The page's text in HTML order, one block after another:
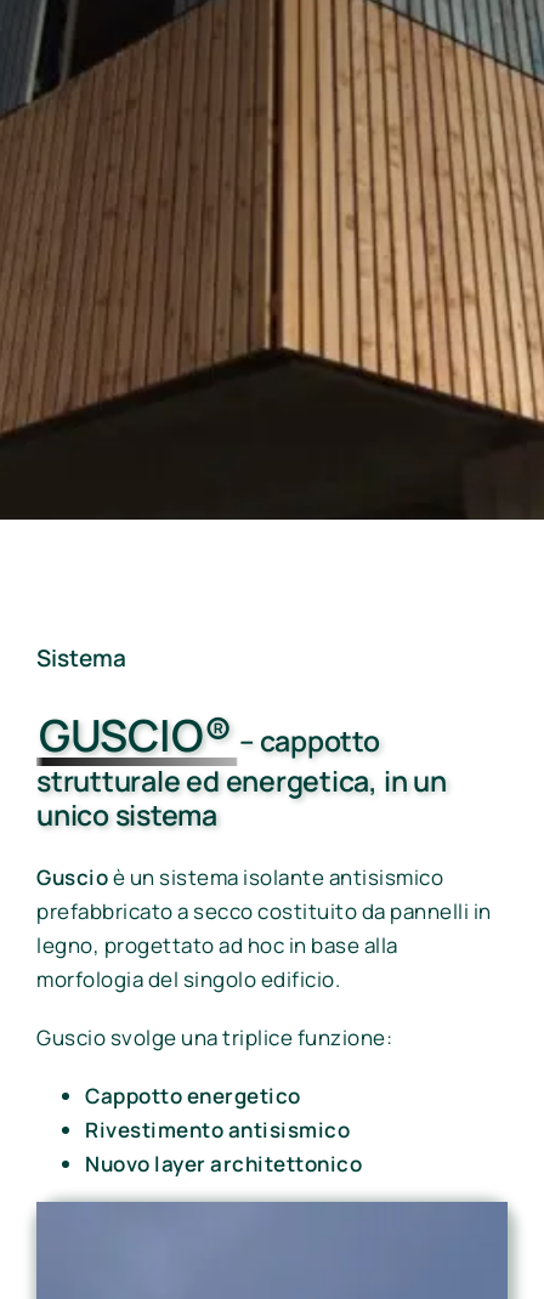
Sistema
GUSCIO® – cappotto
strutturale ed energetica, in un
unico sistema
Guscioè un sistema isolante antisismico
prefabbricato a secco costituito da pannelli in
legno, progettato ad hoc in base alla
morfologia del singolo edificio.
Guscio svolge una triplice funzione:
Cappotto energetico
Rivestimento antisismico
Nuovo layer architettonico